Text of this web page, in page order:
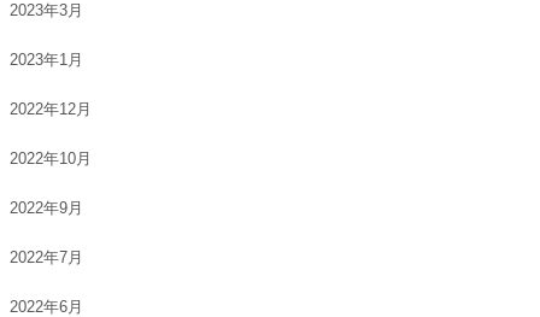
2023年3月
2023年1月
2022年12月
2022年10月
2022年9月
2022年7月
2022年6月